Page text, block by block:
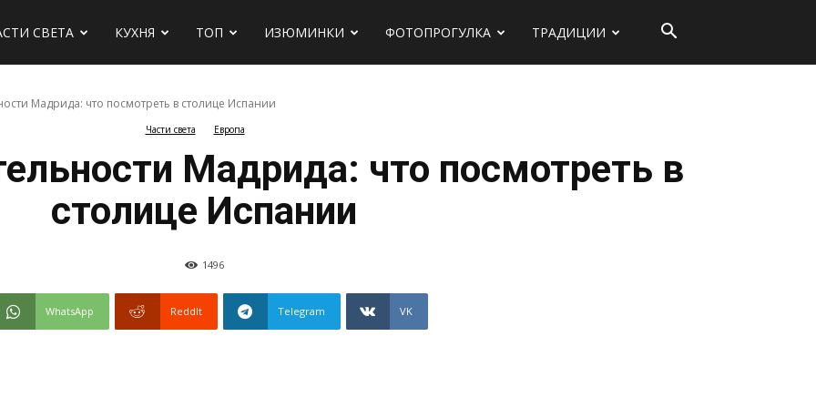
СВЕТА КУХНЯ ТОП ИЗЮМИНКИ ФОТОПРОГУЛКА ТРАДИЦИИ
Мадрида: что посмотреть в столице Испании
Части света Европа
Мадрида: что посмотреть в
столице Испании
1496
WhatsApp ReddIt Telegram VK